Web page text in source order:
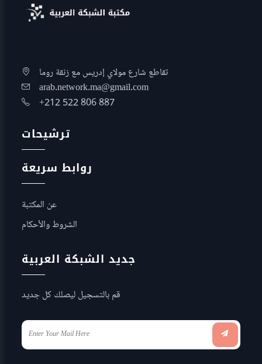
تقاطع شارع مولاي إدريس مع زنقة روما
arab.network.ma@gmail.com
+212 522 806 887
ترشيحات
روابط سريعة
عن المكتبة
الشروط والأحكام
جديد الشبكة العربية
قم بالتسجيل ليصلك كل جديد